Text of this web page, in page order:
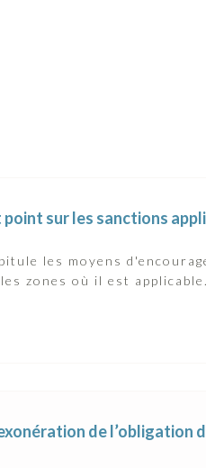
sur les sanctions
les moyens
zones où il est
de l’obligation